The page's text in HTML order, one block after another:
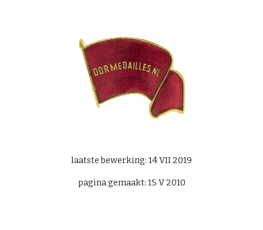
laatste bewerking: 14 VII 2019
pagina gemaakt: 15 V 2010